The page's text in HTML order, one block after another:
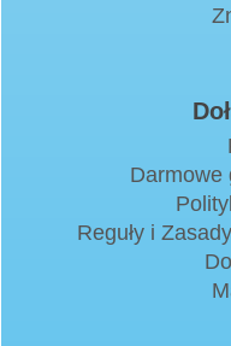
Darmowe
Reguły i